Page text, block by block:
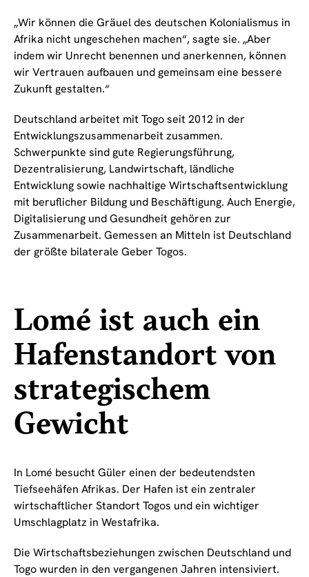
„Wir können die Gräuel des deutschen Kolonialismus in
Afrika nicht ungeschehen machen“, sagte sie. „Aber
indem wir Unrecht benennen und anerkennen, können
wir Vertrauen aufbauen und gemeinsam eine bessere
Zukunft gestalten.“
Deutschland arbeitet mit Togo seit 2012 in der
Entwicklungszusammenarbeit zusammen.
Schwerpunkte sind gute Regierungsführung,
Dezentralisierung, Landwirtschaft, ländliche
Entwicklung sowie nachhaltige Wirtschaftsentwicklung
mit beruflicher Bildung und Beschäftigung. Auch Energie,
Digitalisierung und Gesundheit gehören zur
Zusammenarbeit. Gemessen an Mitteln ist Deutschland
der größte bilaterale Geber Togos.
Lomé ist auch ein
Hafenstandort von
strategischem
Gewicht
In Lomé besucht Güler einen der bedeutendsten
Tiefseehäfen Afrikas. Der Hafen ist ein zentraler
wirtschaftlicher Standort Togos und ein wichtiger
Umschlagplatz in Westafrika.
Die Wirtschaftsbeziehungen zwischen Deutschland und
Togo wurden in den vergangenen Jahren intensiviert.